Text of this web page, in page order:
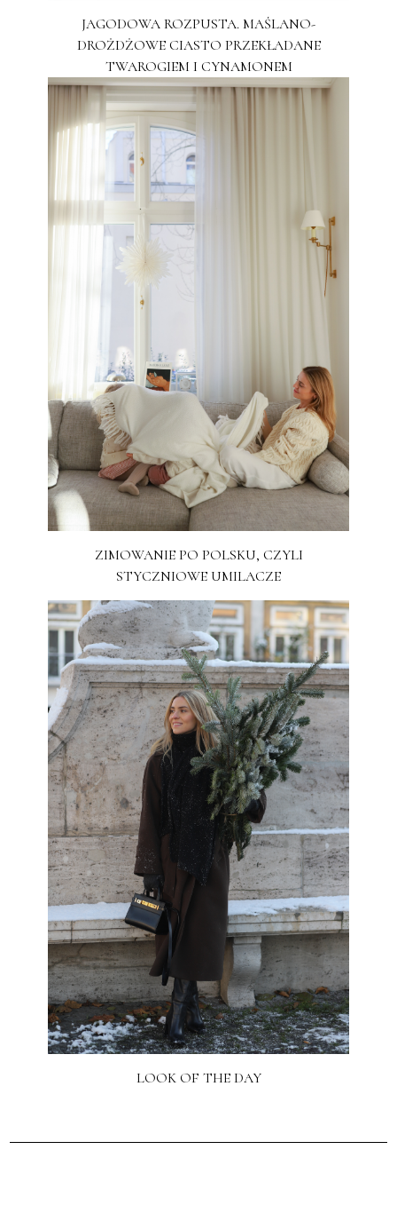
JAGODOWA ROZPUSTA. MAŚLANO-
DROŻDŻOWE CIASTO PRZEKŁADANE
TWAROGIEM I CYNAMONEM
ZIMOWANIE PO POLSKU, CZYLI
STYCZNIOWE UMILACZE
LOOK OF THE DAY